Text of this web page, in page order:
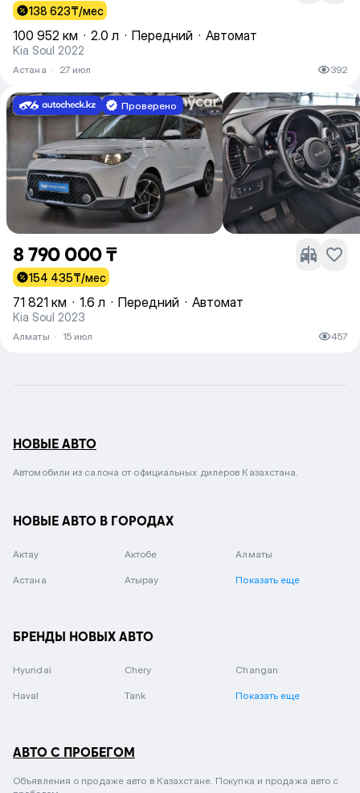
138 623₸/мес
100 952 км · 2.0 л · Передний · Автомат
Kia Soul 2022
Астана · 27 июл 392
Проверено
8 790 000 ₸
154 435₸/мес
71 821 км · 1.6 л · Передний · Автомат
Kia Soul 2023
Алматы · 15 июл 457
НОВЫЕ АВТО
Автомобили из салона от официальных дилеров Казахстана.
НОВЫЕ АВТО В ГОРОДАХ
Актау Актобе Алматы
Астана Атырау Показать еще
БРЕНДЫ НОВЫХ АВТО
Hyundai Chery Changan
Haval Tank Показать еще
АВТО С ПРОБЕГОМ
Объявления о продаже авто в Казахстане. Покупка и продажа авто с